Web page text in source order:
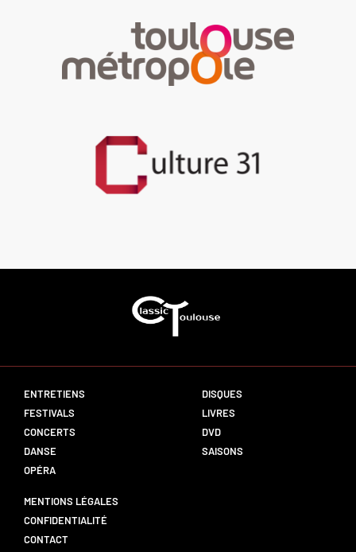
ENTRETIENS
FESTIVALS
CONCERTS
DANSE
OPÉRA
DISQUES
LIVRES
DVD
SAISONS
MENTIONS LÉGALES
CONFIDENTIALITÉ
CONTACT